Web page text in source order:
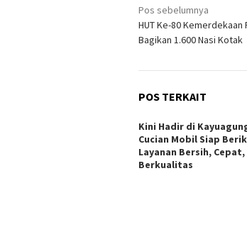
Navigasi
pos
Pos sebelumnya
HUT Ke-80 Kemerdekaan
Bagikan 1.600 Nasi Kotak
POS TERKAIT
Kini Hadir di
Cucian Mobil Siap
Layanan Bersih, Cepat,
Berkualitas